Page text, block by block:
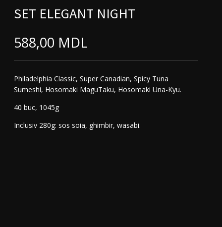
SET ELEGANT NIGHT
588,00 MDL
Philadelphia Classic, Super Canadian, Spicy Tuna
Sumeshi, Hosomaki MaguTaku, Hosomaki Una-Kyu.
40 buc, 1045g
Inclusiv 280g: sos soia, ghimbir, wasabi.